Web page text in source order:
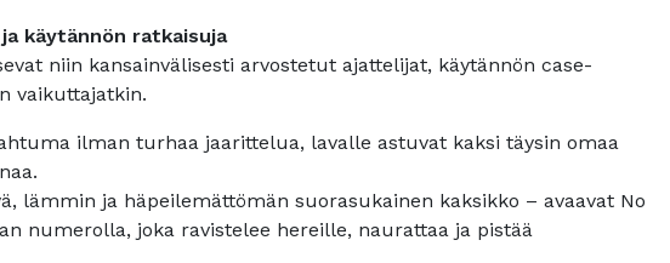
käytännön ratkaisuja
niin kansainvälisesti arvostetut ajattelijat, käytännön case-
vaikuttajatkin.
ilman turhaa jaarittelua, lavalle astuvat kaksi täysin omaa
lämmin ja häpeilemättömän suorasukainen kaksikko – avaavat No
numerolla, joka ravistelee hereille, naurattaa ja pistää